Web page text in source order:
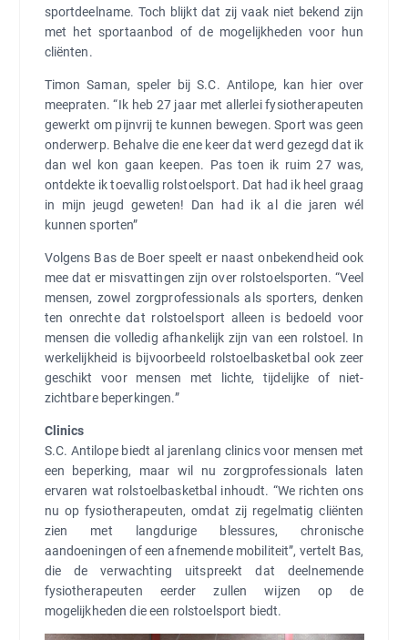
sportdeelname. Toch blijkt dat zij vaak niet bekend zijn
met het sportaanbod of de mogelijkheden voor hun
cliënten.
Timon Saman, speler bij S.C. Antilope, kan hier over
meepraten. “Ik heb 27 jaar met allerlei fysiotherapeuten
gewerkt om pijnvrij te kunnen bewegen. Sport was geen
onderwerp. Behalve die ene keer dat werd gezegd dat ik
dan wel kon gaan keepen. Pas toen ik ruim 27 was,
ontdekte ik toevallig rolstoelsport. Dat had ik heel graag
in mijn jeugd geweten! Dan had ik al die jaren wél
kunnen sporten”
Volgens Bas de Boer speelt er naast onbekendheid ook
mee dat er misvattingen zijn over rolstoelsporten. “Veel
mensen, zowel zorgprofessionals als sporters, denken
ten onrechte dat rolstoelsport alleen is bedoeld voor
mensen die volledig afhankelijk zijn van een rolstoel. In
werkelijkheid is bijvoorbeeld rolstoelbasketbal ook zeer
geschikt voor mensen met lichte, tijdelijke of niet-
zichtbare beperkingen.”
Clinics
S.C. Antilope biedt al jarenlang clinics voor mensen met
een beperking, maar wil nu zorgprofessionals laten
ervaren wat rolstoelbasketbal inhoudt. “We richten ons
nu op fysiotherapeuten, omdat zij regelmatig cliënten
zien met langdurige blessures, chronische
aandoeningen of een afnemende mobiliteit”, vertelt Bas,
die de verwachting uitspreekt dat deelnemende
fysiotherapeuten eerder zullen wijzen op de
mogelijkheden die een rolstoelsport biedt.